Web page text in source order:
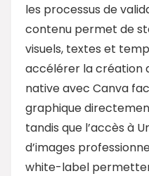
les processus de
contenu permet de
visuels, textes et
accélérer la création
native avec Canva
graphique
tandis que l’accès à
d’images
white-label